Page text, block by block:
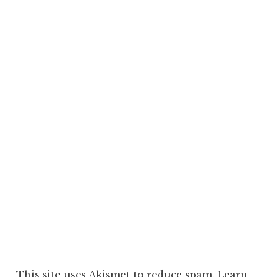
This site uses Akismet to reduce spam. Learn